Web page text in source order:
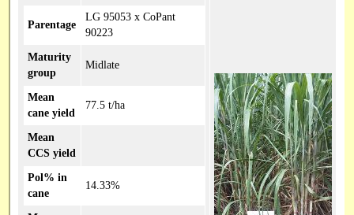
Parentage
LG 95053 x CoPant
90223
Maturity
group
Midlate
Mean
cane yield
77.5 t/ha
Mean
CCS yield
Pol% in
cane
14.33%